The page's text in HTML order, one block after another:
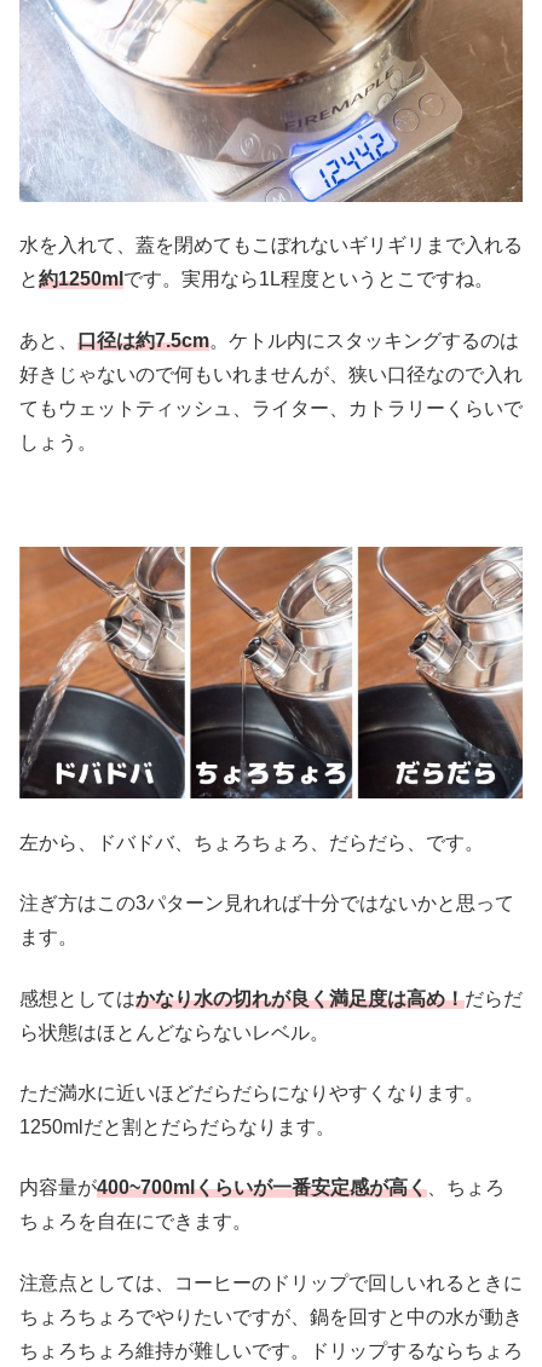
水を入れて、蓋を閉めてもこぼれないギリギリまで入れる
と約1250mlです。実用なら1L程度というとこですね。
あと、 口径は約7.5cm。ケトル内にスタッキングするのは
好きじゃないので何もいれませんが、狭い口径なので入れ
てもウェットティッシュ、ライター、カトラリーくらいで
しょう。
左から、ドバドバ、ちょろちょろ、だらだら、です。
注ぎ方はこの3パターン見れれば十分ではないかと思って
ます。
感想としてはかなり水の切れが良く満足度は高め！だらだ
ら状態はほとんどならないレベル。
ただ満水に近いほどだらだらになりやすくなります。
1250mlだと割とだらだらなります。
内容量が400~700mlくらいが一番安定感が高く 、ちょろ
ちょろを自在にできます。
注意点としては、コーヒーのドリップで回しいれるときに
ちょろちょろでやりたいですが、鍋を回すと中の水が動き
ちょろちょろ維持が難しいです。ドリップするならちょろ